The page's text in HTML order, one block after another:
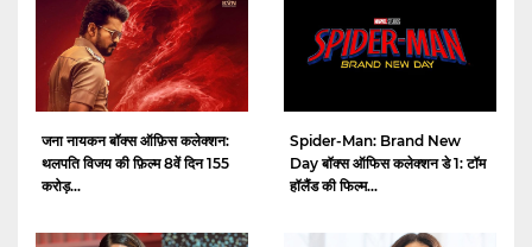
जना नायकन बॉक्स ऑफ़िस कलेक्शन:
थलपति विजय की फ़िल्म 8वें दिन 155
करोड़...
Spider-Man: Brand New
Day बॉक्स ऑफिस कलेक्शन डे 1: टॉम
हॉलैंड की फिल्म...